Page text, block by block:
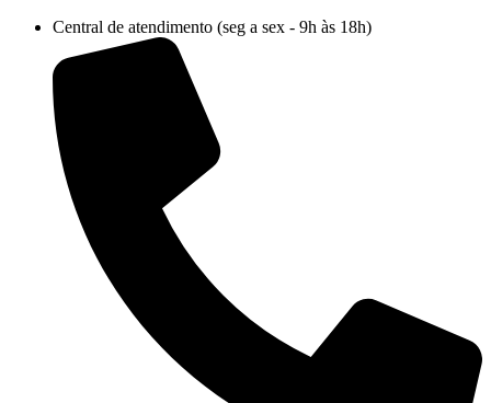
conteúdo
Central de atendimento (seg a sex - 9h às 18h)